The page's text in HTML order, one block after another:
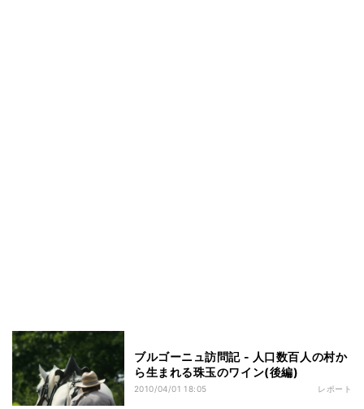
ブルゴーニュ訪問記 - 人口数百人の村か
ら生まれる珠玉のワイン(後編)
2010/04/01 18:05 レポート